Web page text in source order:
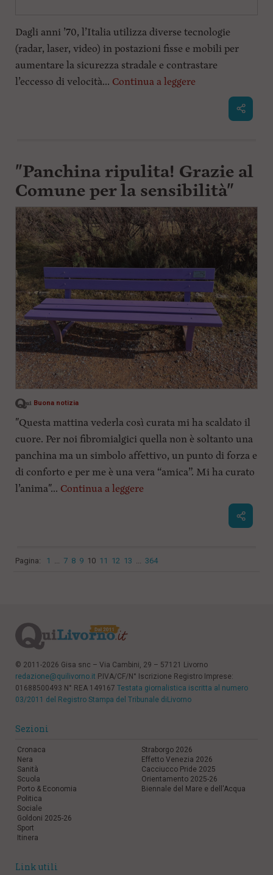
Dagli anni ’70, l’Italia utilizza diverse tecnologie
(radar, laser, video) in postazioni fisse e mobili per
aumentare la sicurezza stradale e contrastare
l’eccesso di velocità... Continua a leggere
"Panchina ripulita! Grazie al
Comune per la sensibilità"
Buona notizia
"Questa mattina vederla così curata mi ha scaldato il
cuore. Per noi fibromialgici quella non è soltanto una
panchina ma un simbolo affettivo, un punto di forza e
di conforto e per me è una vera “amica”. Mi ha curato
l’anima"... Continua a leggere
Pagina: 1 ... 7 8 9 10 11 12 13 ... 364
© 2011-2026 Gisa snc – Via Cambini, 29 – 57121 Livorno
redazione@quilivorno.it P.IVA/CF/N° Iscrizione Registro Imprese:
01688500493 N° REA 149167 Testata giornalistica iscritta al numero
03/2011 del Registro Stampa del Tribunale diLivorno
Sezioni
Cronaca
Nera
Sanità
Scuola
Porto & Economia
Politica
Sociale
Goldoni 2025-26
Sport
Itinera
Straborgo 2026
Effetto Venezia 2026
Cacciucco Pride 2025
Orientamento 2025-26
Biennale del Mare e dell'Acqua
Link utili